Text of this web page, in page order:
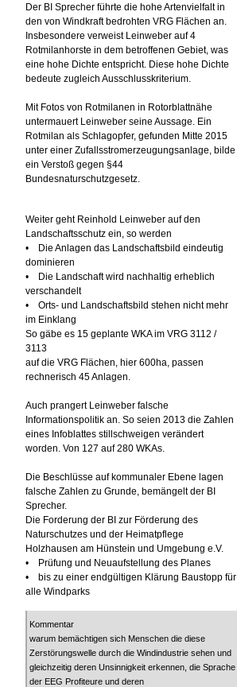
Der BI Sprecher führte die hohe Artenvielfalt in
den von Windkraft bedrohten VRG Flächen an.
Insbesondere verweist Leinweber auf 4
Rotmilanhorste in dem betroffenen Gebiet, was
eine hohe Dichte entspricht. Diese hohe Dichte
bedeute zugleich Ausschlusskriterium.
Mit Fotos von Rotmilanen in Rotorblattnähe
untermauert Leinweber seine Aussage. Ein
Rotmilan als Schlagopfer, gefunden Mitte 2015
unter einer Zufallsstromerzeugungsanlage, bilde
ein Verstoß gegen §44
Bundesnaturschutzgesetz.
Weiter geht Reinhold Leinweber auf den
Landschaftsschutz ein, so werden
• Die Anlagen das Landschaftsbild eindeutig
dominieren
• Die Landschaft wird nachhaltig erheblich
verschandelt
• Orts- und Landschaftsbild stehen nicht mehr
im Einklang
So gäbe es 15 geplante WKA im VRG 3112 /
3113
auf die VRG Flächen, hier 600ha, passen
rechnerisch 45 Anlagen.
Auch prangert Leinweber falsche
Informationspolitik an. So seien 2013 die Zahlen
eines Infoblattes stillschweigen verändert
worden. Von 127 auf 280 WKAs.
Die Beschlüsse auf kommunaler Ebene lagen
falsche Zahlen zu Grunde, bemängelt der BI
Sprecher.
Die Forderung der BI zur Förderung des
Naturschutzes und der Heimatpflege
Holzhausen am Hünstein und Umgebung e.V.
• Prüfung und Neuaufstellung des Planes
• bis zu einer endgültigen Klärung Baustopp für
alle Windparks
Kommentar
warum bemächtigen sich Menschen die diese
Zerstörungswelle durch die Windindustrie sehen und
gleichzeitig deren Unsinnigkeit erkennen, die Sprache
der EEG Profiteure und deren